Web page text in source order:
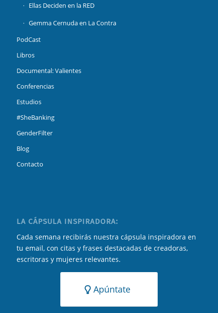
Ellas Deciden en la RED
Gemma Cernuda en La Contra
PodCast
Libros
Documental: Valientes
Conferencias
Estudios
#SheBanking
GenderFilter
Blog
Contacto
LA CÁPSULA INSPIRADORA:
Cada semana recibirás nuestra cápsula inspiradora en
tu email, con citas y frases destacadas de creadoras,
escritoras y mujeres relevantes.
Apúntate